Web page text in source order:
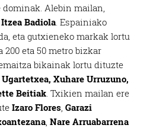
Alebin mailan,
Itzea Badiola . Espainiako
eta gutxieneko markak lortu
200 eta 50 metro bizkar
bikainak lortu dituzte
Xuhare Urruzuno,
Beitiak . Txikien mailan ere
Izaro Flores ,Garazi
,Nare Arruabarrena